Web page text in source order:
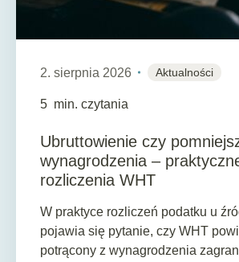
2. sierpnia 2026 Aktualności
5 min. czytania
Ubruttowienie czy
wynagrodzenia –
rozliczenia WHT
W praktyce rozliczeń podatku u
pojawia się pytanie, czy WHT
potrącony z wynagrodzenia